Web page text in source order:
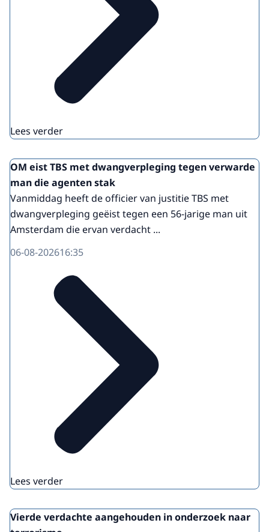
Lees verder
OM eist TBS met dwangverpleging tegen verwarde
man die agenten stak
Vanmiddag heeft de officier van justitie TBS met
dwangverpleging geëist tegen een 56-jarige man uit
Amsterdam die ervan verdacht ...
06-08-202616:35
Lees verder
Vierde verdachte aangehouden in onderzoek naar